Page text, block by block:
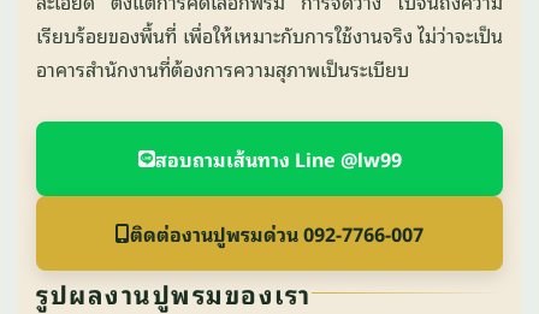
เรียบร้อยของพื้นที่ เพื่อให้เหมาะกับการใช้งานจริง ไม่ว่าจะเป็น
อาคารสำนักงานที่ต้องการความสุภาพเป็นระเบียบ
สอบถามเส้นทาง Line @lw99
ติดต่องานปูพรมด่วน 092-7766-007
รูปผลงานปูพรมของเรา